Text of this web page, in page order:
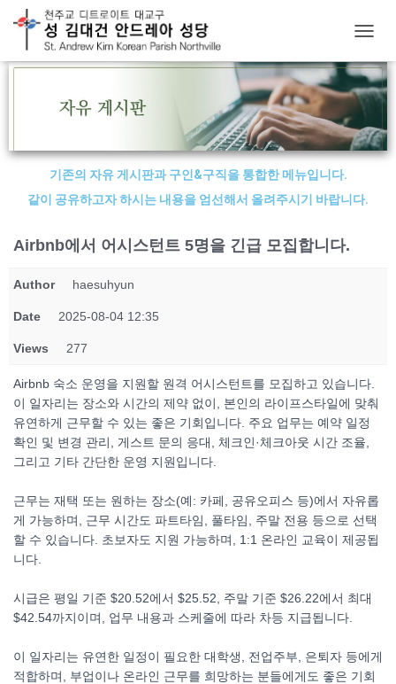
O
G
G
L
E
N
A
기존의 자유 게시판과 구인&구직을 통합한 메뉴입니다.
같이 공유하고자 하시는 내용을 엄선해서 올려주시기 바랍니다.
Airbnb에서 어시스턴트 5명을 긴급 모집합니다.
Author haesuhyun
Date 2025-08-04 12:35
Views 277
Airbnb 숙소 운영을 지원할 원격 어시스턴트를 모집하고 있습니다.
이 일자리는 장소와 시간의 제약 없이, 본인의 라이프스타일에 맞춰
유연하게 근무할 수 있는 좋은 기회입니다. 주요 업무는 예약 일정
확인 및 변경 관리, 게스트 문의 응대, 체크인·체크아웃 시간 조율,
그리고 기타 간단한 운영 지원입니다.
근무는 재택 또는 원하는 장소(예: 카페, 공유오피스 등)에서 자유롭
게 가능하며, 근무 시간도 파트타임, 풀타임, 주말 전용 등으로 선택
할 수 있습니다. 초보자도 지원 가능하며, 1:1 온라인 교육이 제공됩
니다.
시급은 평일 기준 $20.52에서 $25.52, 주말 기준 $26.22에서 최대
$42.54까지이며, 업무 내용과 스케줄에 따라 차등 지급됩니다.
이 일자리는 유연한 일정이 필요한 대학생, 전업주부, 은퇴자 등에게
적합하며, 부업이나 온라인 근무를 희망하는 분들에게도 좋은 기회